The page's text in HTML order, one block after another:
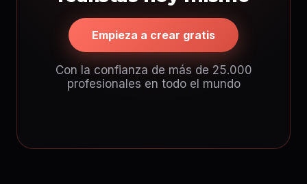
Empieza a crear gratis
Con la confianza de más de 25.000
profesionales en todo el mundo